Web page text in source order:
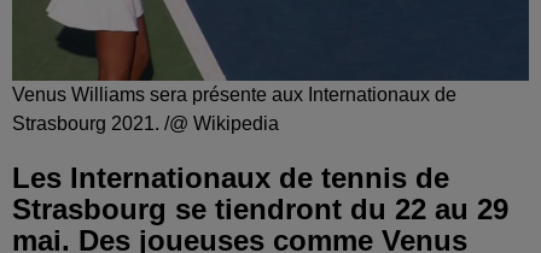
Venus Williams sera présente aux Internationaux de
Strasbourg 2021. /@ Wikipedia
Les Internationaux de tennis de
Strasbourg se tiendront du 22 au 29
mai. Des joueuses comme Venus